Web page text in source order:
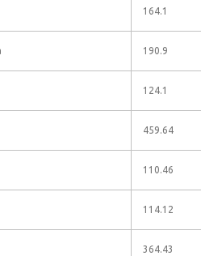
164.1
190.9
124.1
459.64
110.46
114.12
364.43